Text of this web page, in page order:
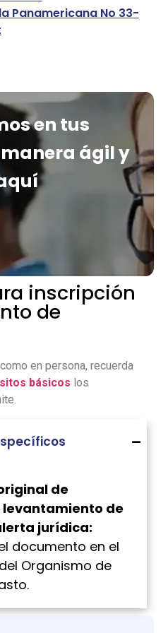
Panamericana No 33-
en tus
ágil y
inscripción
de
en persona, recuerda
básicos los
de
levantamiento de
jurídica:
documento en el
Organismo de
.